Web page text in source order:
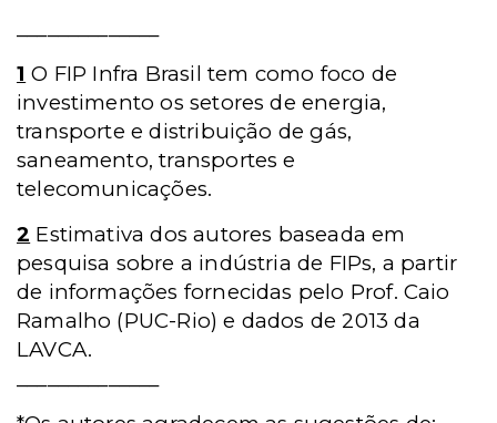
1 O FIP Infra Brasil tem como foco de
investimento os setores de energia,
transporte e distribuição de gás,
saneamento, transportes e
telecomunicações.
2 Estimativa dos autores baseada em
pesquisa sobre a indústria de FIPs, a partir
de informações fornecidas pelo Prof. Caio
Ramalho (PUC-Rio) e dados de 2013 da
LAVCA.